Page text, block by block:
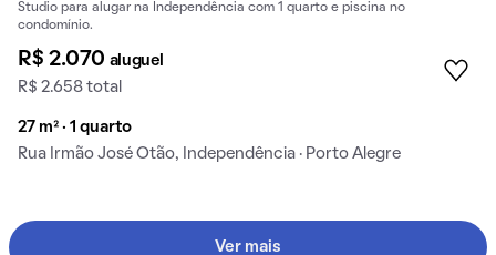
Studio para alugar na Independência com 1 quarto e piscina no
condomínio.
R$ 2.070 aluguel
R$ 2.658 total
27 m² · 1 quarto
Rua Irmão José Otão, Independência · Porto Alegre
Ver mais